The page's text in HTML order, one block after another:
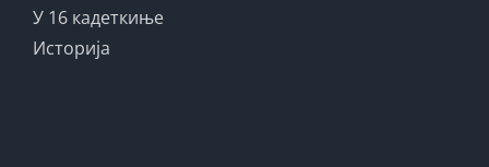
У 16 кадеткиње
Историја